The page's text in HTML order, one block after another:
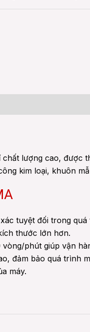
lượng cao, được
kim loại, khuôn
tuyệt đối trong quá
thước lớn hơn.
phút giúp vận
đảm bảo quá trình
máy.